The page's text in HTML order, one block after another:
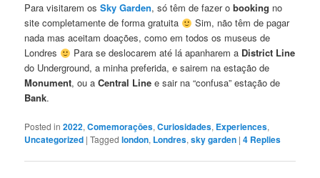
Para visitarem osSky Garden, só têm de fazer obooking no
site completamente de forma gratuita
Sim, não têm de pagar
nada mas aceitam doações, como em todos os museus de
Londres
Para se deslocarem até lá apanharem a District Line
do Underground, a minha preferida, e sairem na estação de
Monument, ou aCentral Linee sair na “confusa” estação de
Bank.
Posted in 2022,Comemoraçōes,Curiosidades, Experiences,
Uncategorized |Tagged london, Londres,sky garden |4 Replies